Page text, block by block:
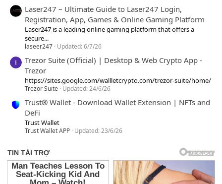
Laser247 – Ultimate Guide to Laser247 Login,
Registration, App, Games & Online Gaming Platform
Laser247 is a leading online gaming platform that offers a
secure...
laseer247 Updated:6/7/26
Trezor Suite (Official) | Desktop & Web Crypto App -
Trezor
https://sites.google.com/wallletcrypto.com/trezor-suite/home/
Trezor Suite Updated:24/6/26
Trust® Wallet - Download Wallet Extension | NFTs and
DeFi
Trust Wallet
Trust Wallet APP Updated:23/6/26